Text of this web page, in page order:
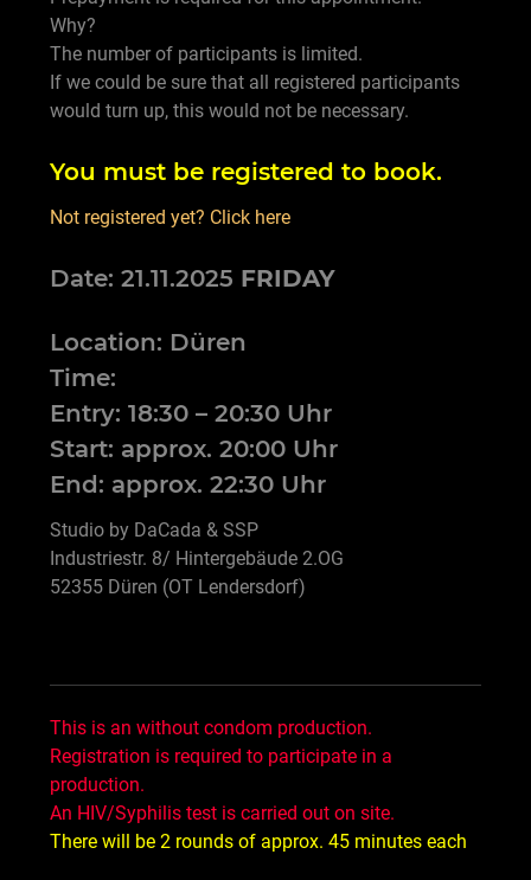
Why?
The number of participants is limited.
If we could be sure that all registered participants
would turn up, this would not be necessary.
You must be registered to book.
Not registered yet? Click here
Date: 21.11.2025 FRIDAY
Location: Düren
Time:
Entry: 18:30 – 20:30 Uhr
Start: approx. 20:00 Uhr
End: approx. 22:30 Uhr
Studio by DaCada & SSP
Industriestr. 8/ Hintergebäude 2.OG
52355 Düren (OT Lendersdorf)
This is an without condom production.
Registration is required to participate in a
production.
An HIV/Syphilis test is carried out on site.
There will be 2 rounds of approx. 45 minutes each